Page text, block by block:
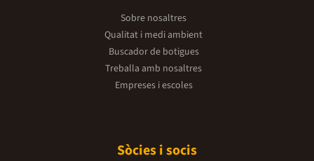
Sobre nosaltres
Qualitat i medi ambient
Buscador de botigues
Treballa amb nosaltres
Empreses i escoles
Sòcies i socis